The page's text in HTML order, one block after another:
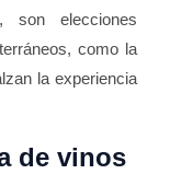
son elecciones
como la
la experiencia
de vinos